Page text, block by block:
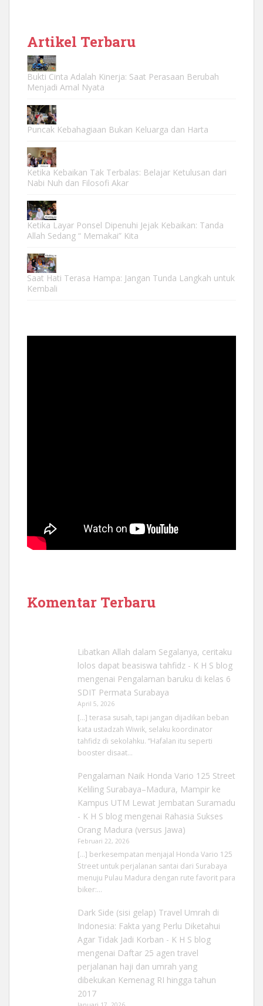
Artikel Terbaru
Bukti Cinta Adalah Kinerja: Saat Perasaan Berubah
Menjadi Amal Nyata
Puncak Kebahagiaan Bukan Keluarga dan Harta
Ketika Kebaikan Tak Terbalas: Belajar Ketulusan dari
Nabi Nuh dan Filosofi Akar
Ketika Layar Ponsel Dipenuhi Jejak Kebaikan: Tanda
Allah Sedang “ Memakai” Kita
Saat Hati Terasa Hampa: Jangan Tunda Langkah untuk
Kembali
Komentar Terbaru
Libatkan Allah dalam Segalanya, ceritaku
lolos dapat beasiswa tahfidz - K H S blog
mengenai Pengalaman baruku di kelas 6
SDIT Permata Surabaya
April 5, 2026
[…] terasa susah, tapi jangan dijadikan beban
kata ustadzah Wiwik, selaku koordinator
tahfidz di sekolahku. “Hafalan itu seperti
booster disaat…
Pengalaman Naik Honda Vario 125 Street
Keliling Surabaya–Madura, Mampir ke
Kampus UTM Lewat Jembatan Suramadu
- K H S blogmengenai Rahasia Sukses
Orang Madura (versus Jawa)
Februari 22, 2026
[…] berkesempatan menjajal Honda Vario 125
Street untuk perjalanan santai dari Surabaya
menuju Pulau Madura dengan rute favorit para
biker:…
Dark Side (sisi gelap) Travel Umrah di
Indonesia: Fakta yang Perlu Diketahui
Agar Tidak Jadi Korban - K H S blog
mengenai Daftar 25 agen travel
perjalanan haji dan umrah yang
dibekukan Kemenag RI hingga tahun
2017